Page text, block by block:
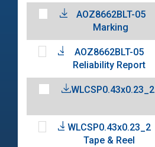
AOZ8662BLT-05
Marking
AOZ8662BLT-05
Reliability Report
WLCSP0.43x0.23_2
WLCSP0.43x0.23_2
Tape & Reel